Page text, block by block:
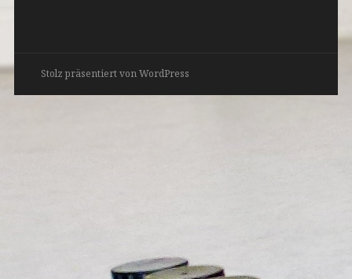
Stolz präsentiert von WordPress